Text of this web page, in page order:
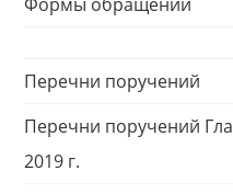
Перечни поручений
Перечни поручений
2019 г.